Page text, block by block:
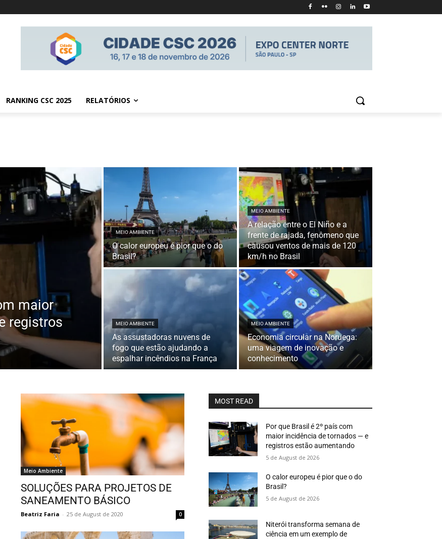
RANKING CSC 2025 RELATÓRIOS
maior
registros
MEIO AMBIENTE
O calor europeu é pior que o do
Brasil?
MEIO AMBIENTE
A relação entre o El Niño e a
frente de rajada, fenômeno que
causou ventos de mais de 120
km/h no Brasil
MEIO AMBIENTE
As assustadoras nuvens de
fogo que estão ajudando a
espalhar incêndios na França
MEIO AMBIENTE
Economia circular na Noruega:
uma viagem de inovação e
conhecimento
Meio Ambiente
SOLUÇÕES PARA PROJETOS DE
SANEAMENTO BÁSICO
Beatriz Faria - 25 de August de 2020 0
MOST READ
Por que Brasil é 2º país com
maior incidência de tornados — e
registros estão aumentando
5 de August de 2026
O calor europeu é pior que o do
Brasil?
5 de August de 2026
Niterói transforma semana de
ciência em um exemplo de